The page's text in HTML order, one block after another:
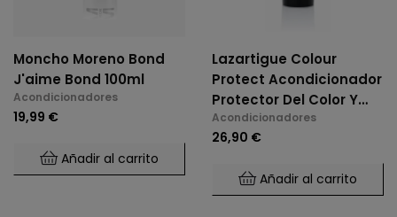
Moncho Moreno Bond
J'aime Bond 100ml
Acondicionadores
19,99 €
Añadir al carrito
Lazartigue Colour
Protect Acondicionador
Protector Del Color Y
Luminosidad 150ml
Acondicionadores
26,90 €
Añadir al carrito